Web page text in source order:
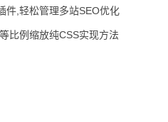
件,轻松管理多站SEO优化
比例缩放纯CSS实现方法